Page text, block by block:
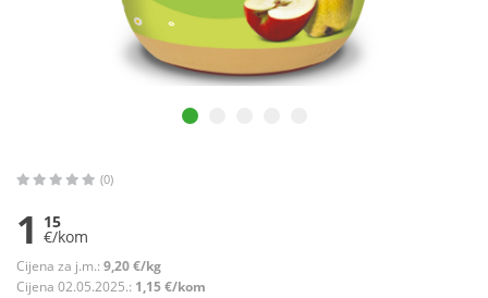
(0)
1 15
€/kom
Cijena za j.m.: 9,20 €/kg
Cijena 02.05.2025.: 1,15 €/kom